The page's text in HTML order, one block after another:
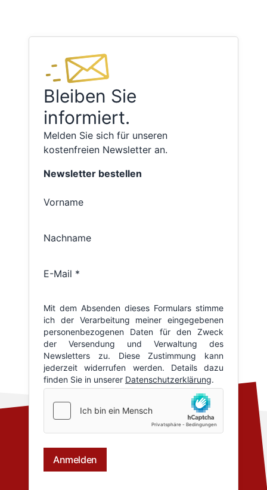
Bleiben Sie
informiert.
Melden Sie sich für unseren
kostenfreien Newsletter an.